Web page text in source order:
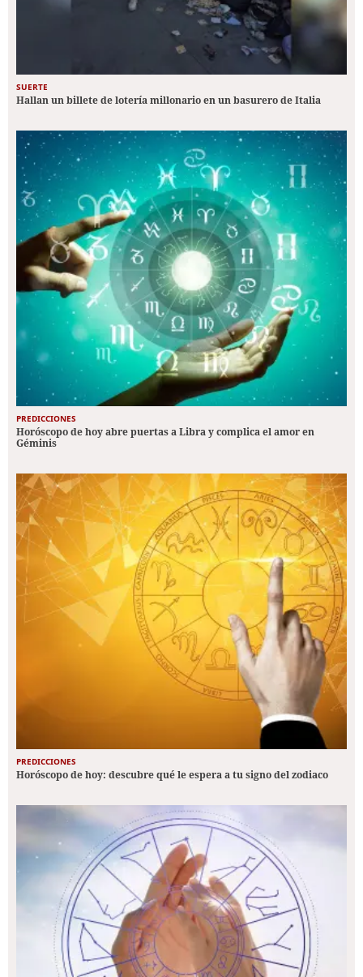
SUERTE
Hallan un billete de lotería millonario en un basurero de Italia
PREDICCIONES
Horóscopo de hoy abre puertas a Libra y complica el amor en
Géminis
PREDICCIONES
Horóscopo de hoy: descubre qué le espera a tu signo del zodiaco